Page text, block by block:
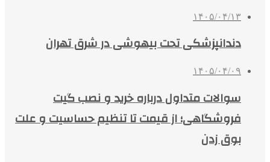
۱۴۰۵/۰۴/۱۳
دندانپزشکی تحت بیهوشی در شرق تهران
۱۴۰۵/۰۴/۰۹
سوالات متداول درباره خرید و نصب گیت
فروشگاهی؛ از قیمت تا تنظیم حساسیت و علت
بوق زدن